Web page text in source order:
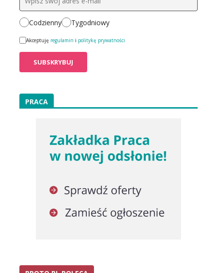
Codzienny Tygodniowy
Akceptuję regulamin i politykę prywatności
PRACA